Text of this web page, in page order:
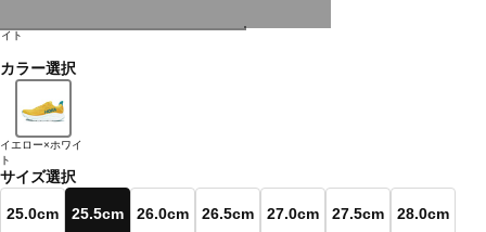
ト
カラー選択
イエロー×ホワイ
ト
サイズ選択
25.0cm 25.5cm 26.0cm 26.5cm 27.0cm 27.5cm
28.0cm